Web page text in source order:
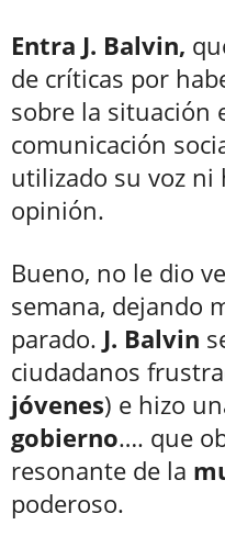
Entra J. Balvin,
de críticas por
sobre la situación
comunicación
utilizado su voz ni
opinión.
Bueno, no le dio
semana, dejando
parado. J. Balvin
ciudadanos
jóvenes) e hizo
gobierno…. que
resonante de la
poderoso.